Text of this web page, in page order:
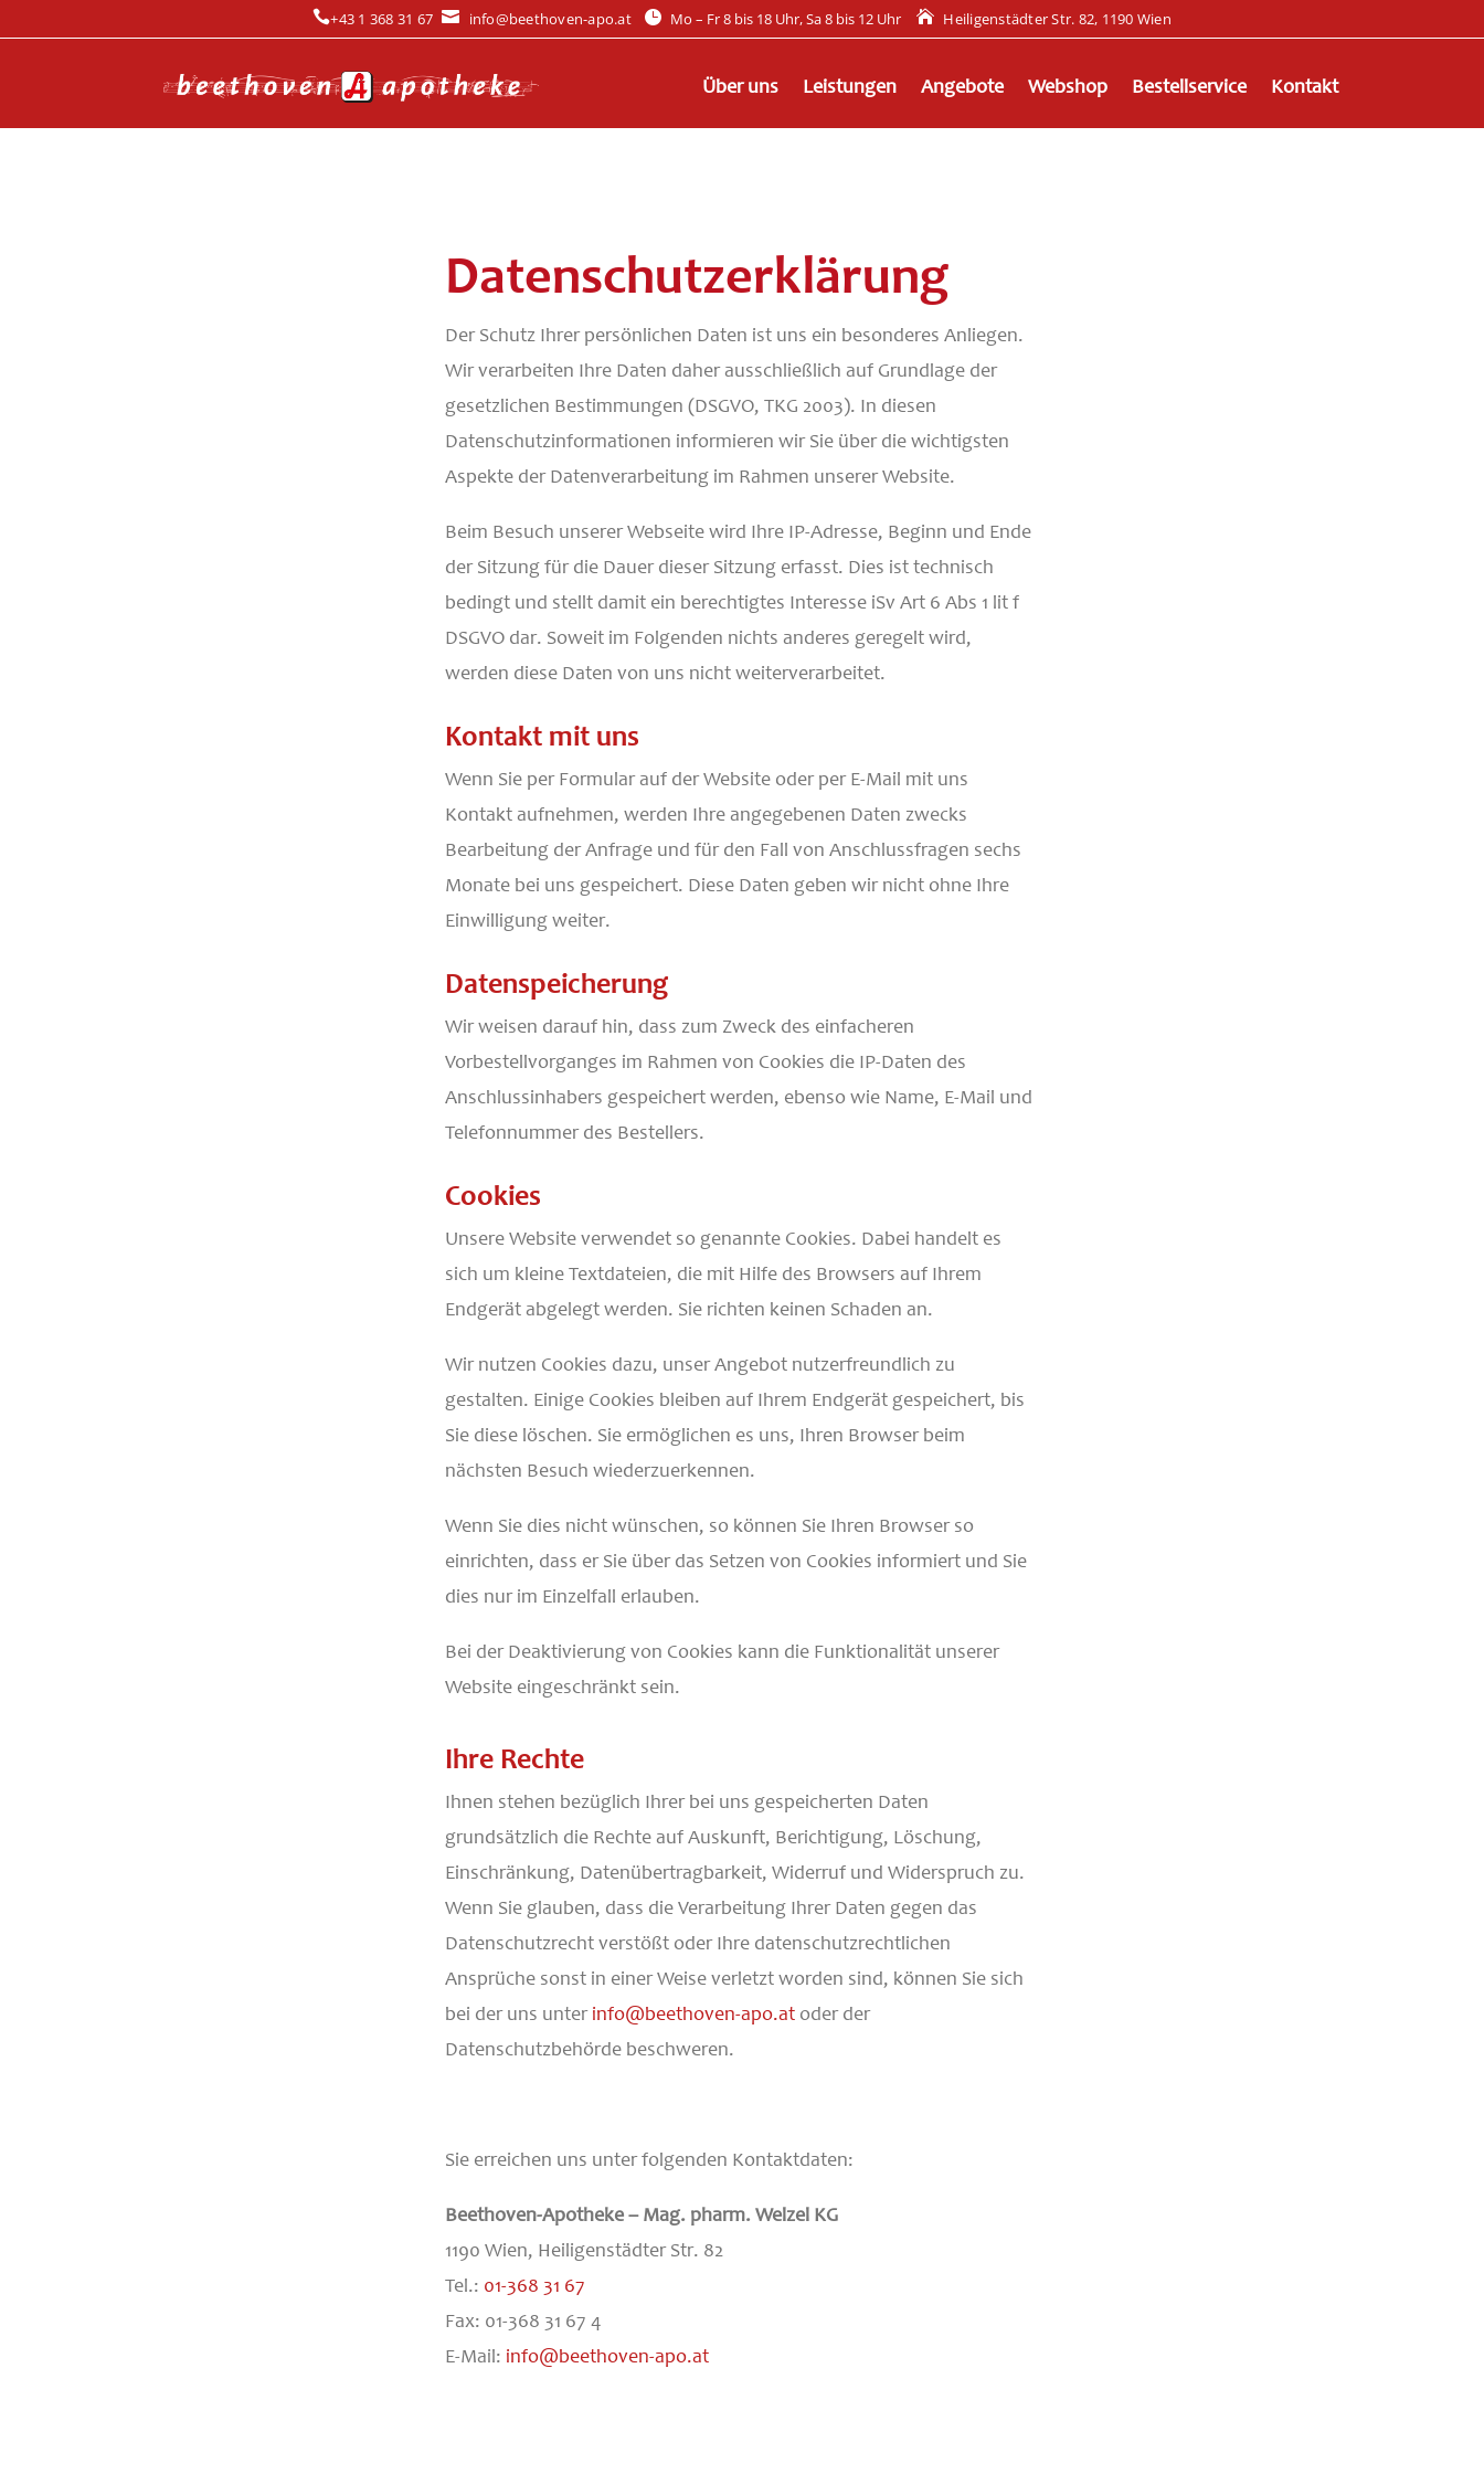
+43 1 368 31 67  info@beethoven-apo.at  Mo – Fr 8 bis 18 Uhr, Sa 8 bis 12 Uhr  Heiligenstädter Str. 82, 1190 Wien
Über uns Leistungen Angebote Webshop Bestellservice Kontakt
Datenschutzerklärung
Der Schutz Ihrer persönlichen Daten ist uns ein besonderes Anliegen.
Wir verarbeiten Ihre Daten daher ausschließlich auf Grundlage der
gesetzlichen Bestimmungen (DSGVO, TKG 2003). In diesen
Datenschutzinformationen informieren wir Sie über die wichtigsten
Aspekte der Datenverarbeitung im Rahmen unserer Website.
Beim Besuch unserer Webseite wird Ihre IP-Adresse, Beginn und Ende
der Sitzung für die Dauer dieser Sitzung erfasst. Dies ist technisch
bedingt und stellt damit ein berechtigtes Interesse iSv Art 6 Abs 1 lit f
DSGVO dar. Soweit im Folgenden nichts anderes geregelt wird,
werden diese Daten von uns nicht weiterverarbeitet.
Kontakt mit uns
Wenn Sie per Formular auf der Website oder per E-Mail mit uns
Kontakt aufnehmen, werden Ihre angegebenen Daten zwecks
Bearbeitung der Anfrage und für den Fall von Anschlussfragen sechs
Monate bei uns gespeichert. Diese Daten geben wir nicht ohne Ihre
Einwilligung weiter.
Datenspeicherung
Wir weisen darauf hin, dass zum Zweck des einfacheren
Vorbestellvorganges im Rahmen von Cookies die IP-Daten des
Anschlussinhabers gespeichert werden, ebenso wie Name, E-Mail und
Telefonnummer des Bestellers.
Cookies
Unsere Website verwendet so genannte Cookies. Dabei handelt es
sich um kleine Textdateien, die mit Hilfe des Browsers auf Ihrem
Endgerät abgelegt werden. Sie richten keinen Schaden an.
Wir nutzen Cookies dazu, unser Angebot nutzerfreundlich zu
gestalten. Einige Cookies bleiben auf Ihrem Endgerät gespeichert, bis
Sie diese löschen. Sie ermöglichen es uns, Ihren Browser beim
nächsten Besuch wiederzuerkennen.
Wenn Sie dies nicht wünschen, so können Sie Ihren Browser so
einrichten, dass er Sie über das Setzen von Cookies informiert und Sie
dies nur im Einzelfall erlauben.
Bei der Deaktivierung von Cookies kann die Funktionalität unserer
Website eingeschränkt sein.
Ihre Rechte
Ihnen stehen bezüglich Ihrer bei uns gespeicherten Daten
grundsätzlich die Rechte auf Auskunft, Berichtigung, Löschung,
Einschränkung, Datenübertragbarkeit, Widerruf und Widerspruch zu.
Wenn Sie glauben, dass die Verarbeitung Ihrer Daten gegen das
Datenschutzrecht verstößt oder Ihre datenschutzrechtlichen
Ansprüche sonst in einer Weise verletzt worden sind, können Sie sich
bei der uns unterinfo@beethoven-apo.at oder der
Datenschutzbehörde beschweren.
Sie erreichen uns unter folgenden Kontaktdaten:
Beethoven-Apotheke – Mag. pharm. Welzel KG
1190 Wien, Heiligenstädter Str. 82
Tel.: 01-368 31 67
Fax: 01-368 31 67 4
E-Mail: info@beethoven-apo.at